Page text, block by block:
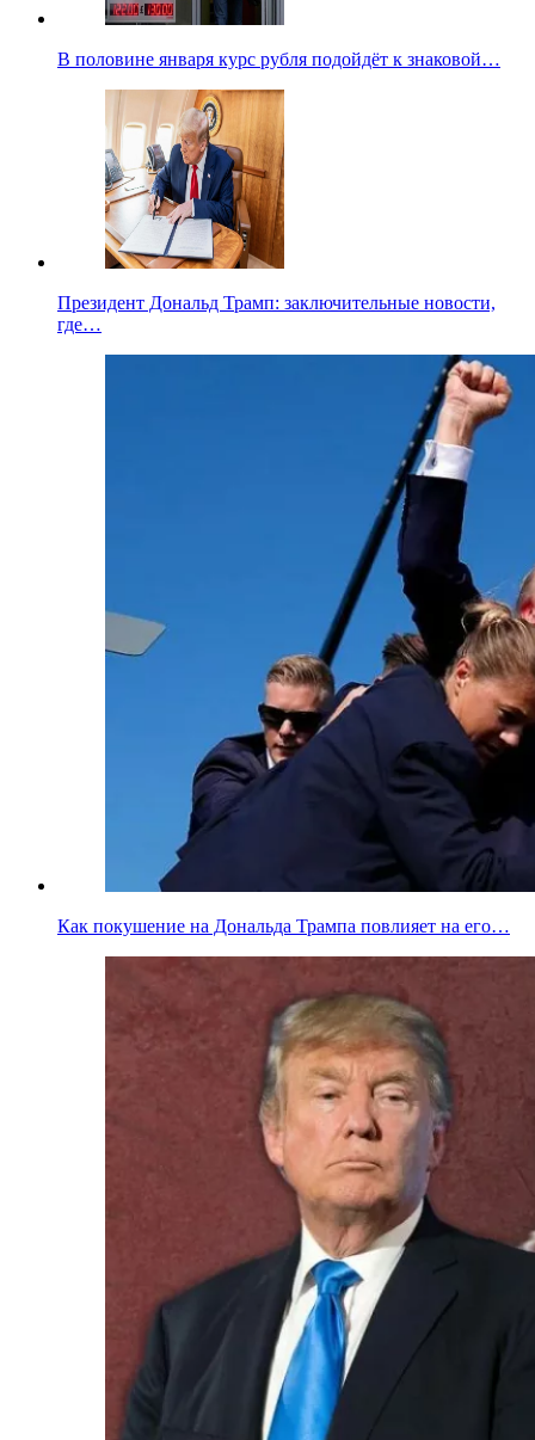
В половине января курс рубля подойдёт к знаковой…
Президент Дональд Трамп: заключительные новости,
где…
Как покушение на Дональда Трампа повлияет на его…